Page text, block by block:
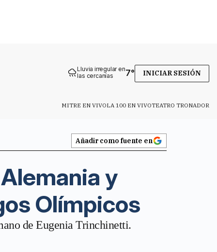
Lluvia irregular en
las cercanías
7° INICIAR SESIÓN
MITRE EN VIVOLA 100 EN VIVOTEATRO TRONADOR
Añadir como fuente en
y
Olímpicos
de Eugenia Trinchinetti.